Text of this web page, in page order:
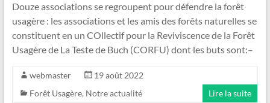
Douze associations se regroupent pour défendre la forêt
usagère : les associations et les amis des forêts naturelles se
constituent en un COllectif pour la Reviviscence de la Forêt
Usagère de La Teste de Buch (CORFU) dont les buts sont:–
webmaster
19 août 2022
Forêt Usagère, Notre actualité Lire la suite